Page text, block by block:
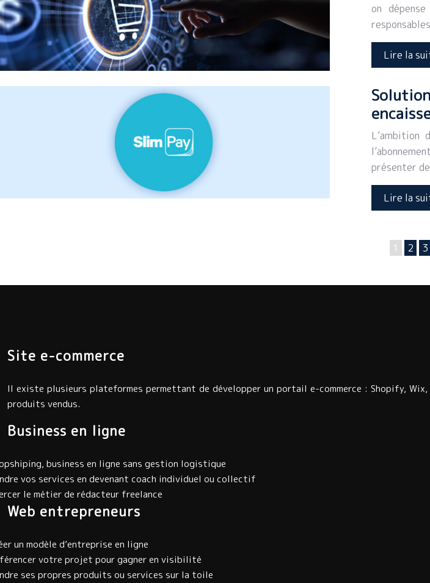
on
Lire la
L’ambition
présenter
Lire la
1 2 3
Site e-commerce
Il existe plusieurs plateformes permettant de développer un portail e-commerce : Shopify,
produits vendus.
Business en ligne
business en ligne sans gestion logistique
vos services en devenant coach individuel ou collectif
le métier de rédacteur freelance
Web entrepreneurs
un modèle d’entreprise en ligne
votre projet pour gagner en visibilité
ses propres produits ou services sur la toile